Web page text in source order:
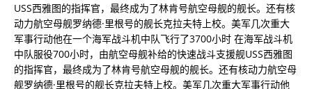
USS西雅图的指挥官，最终成为了林肯号航空母舰的舰长。还有核
动力航空母舰罗纳德·里根号的舰长克拉夫特上校。美军几次重大
军事行动他在一个海军战斗机中队飞行了3700小时 在海军战斗机
中队服役700小时，由航空母舰补给的快速战斗支援舰USS西雅图
的指挥官，最终成为了林肯号航空母舰的舰长。还有核动力航空母
舰罗纳德·里根号的舰长克拉夫特上校。美军几次重大军事行动他